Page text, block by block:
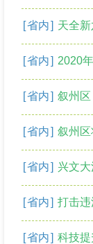
[省内] 天全新六
[省内] 2020
[省内] 叙州
[省内] 叙州
[省内] 兴文
[省内] 打击
[省内] 科技